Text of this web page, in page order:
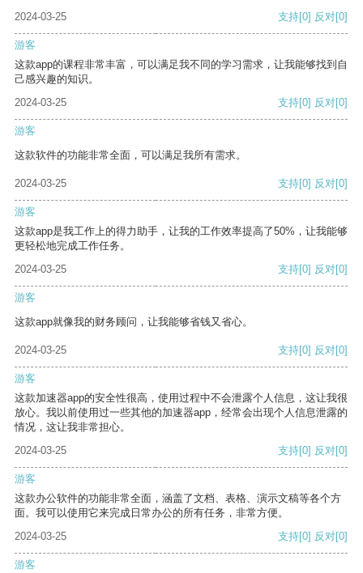
2024-03-25
支持[0] 反对[0]
游客
这款app的课程非常丰富，可以满足我不同的学习需求，让我能够找到自
己感兴趣的知识。
2024-03-25
支持[0] 反对[0]
游客
这款软件的功能非常全面，可以满足我所有需求。
2024-03-25 支持[0] 反对[0]
游客
这款app是我工作上的得力助手，让我的工作效率提高了50%，让我能够
更轻松地完成工作任务。
2024-03-25
支持[0] 反对[0]
游客
这款app就像我的财务顾问，让我能够省钱又省心。
2024-03-25 支持[0] 反对[0]
游客
这款加速器app的安全性很高，使用过程中不会泄露个人信息，这让我很
放心。我以前使用过一些其他的加速器app，经常会出现个人信息泄露的
情况，这让我非常担心。
2024-03-25
支持[0] 反对[0]
游客
这款办公软件的功能非常全面，涵盖了文档、表格、演示文稿等各个方
面。我可以使用它来完成日常办公的所有任务，非常方便。
2024-03-25
支持[0] 反对[0]
游客